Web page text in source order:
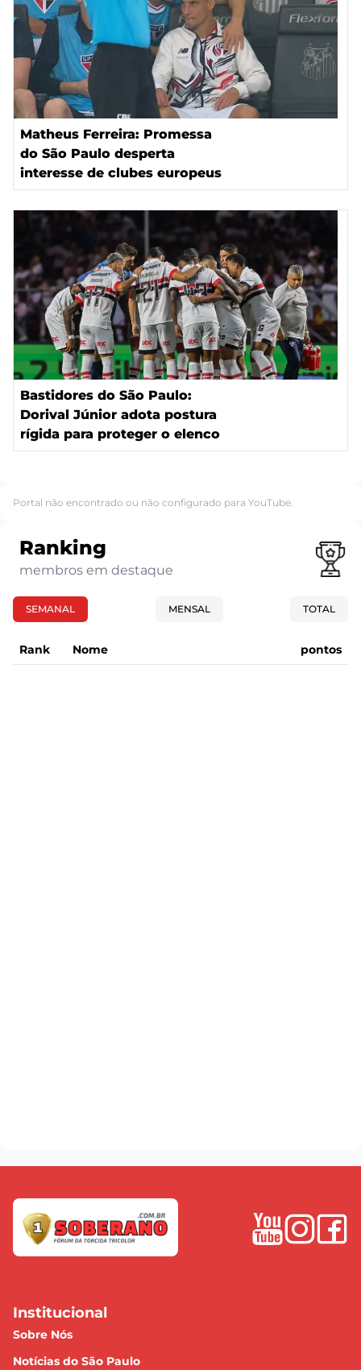
Matheus Ferreira: Promessa
do São Paulo desperta
interesse de clubes europeus
Bastidores do São Paulo:
Dorival Júnior adota postura
rígida para proteger o elenco
Portal não encontrado ou não configurado para YouTube.
Ranking
membros em destaque
SEMANAL MENSAL TOTAL
Rank Nome pontos
Institucional
Sobre Nós
Notícias do São Paulo